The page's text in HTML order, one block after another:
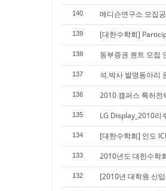
140 메디슨연구소 모집
139 [대한수학회]
138 동부증권 퀀트 모집
137 석.박사 발명동아리
136 2010 캠퍼스 특허전
135 LG Display_2010리
134 [대한수학회] 인도
133 2010년도 대한수학
132 [2010년 대학원 신